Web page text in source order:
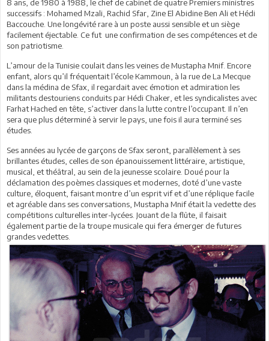
8 ans, de 1980 à 1988, le chef de cabinet de quatre Premiers ministres
successifs : Mohamed Mzali, Rachid Sfar, Zine El Abidine Ben Ali et Hédi
Baccouche. Une longévité rare à un poste aussi sensible et un siège
facilement éjectable. Ce fut une confirmation de ses compétences et de
son patriotisme.
L’amour de la Tunisie coulait dans les veines de Mustapha Mnif. Encore
enfant, alors qu’il fréquentait l’école Kammoun, à la rue de La Mecque
dans la médina de Sfax, il regardait avec émotion et admiration les
militants destouriens conduits par Hédi Chaker, et les syndicalistes avec
Farhat Hached en tête, s’activer dans la lutte contre l’occupant. Il n’en
sera que plus déterminé à servir le pays, une fois il aura terminé ses
études.
Ses années au lycée de garçons de Sfax seront, parallèlement à ses
brillantes études, celles de son épanouissement littéraire, artistique,
musical, et théâtral, au sein de la jeunesse scolaire. Doué pour la
déclamation des poèmes classiques et modernes, doté d’une vaste
culture, éloquent, faisant montre d’un esprit vif et d’une réplique facile
et agréable dans ses conversations, Mustapha Mnif était la vedette des
compétitions culturelles inter-lycées. Jouant de la flûte, il faisait
également partie de la troupe musicale qui fera émerger de futures
grandes vedettes.